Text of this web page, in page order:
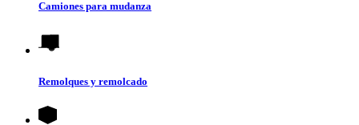
Camiones para mudanza
Remolques y remolcado